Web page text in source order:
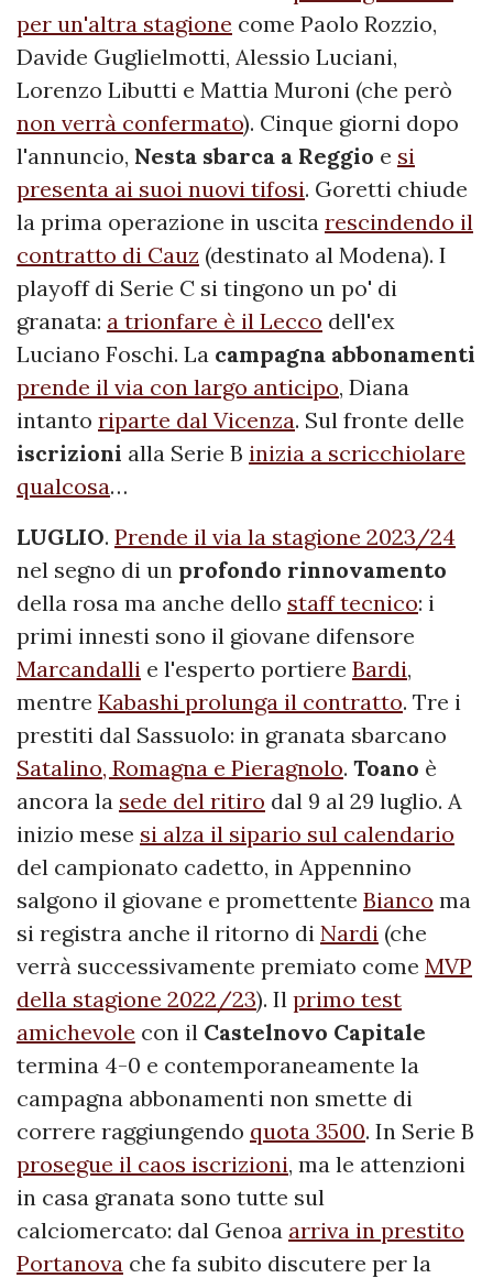
per un'altra stagione come Paolo Rozzio,
Davide Guglielmotti, Alessio Luciani,
Lorenzo Libutti e Mattia Muroni (che però
non verrà confermato). Cinque giorni dopo
l'annuncio, Nesta sbarca a Reggio e si
presenta ai suoi nuovi tifosi. Goretti chiude
la prima operazione in uscita rescindendo il
contratto di Cauz (destinato al Modena). I
playoff di Serie C si tingono un po' di
granata: a trionfare è il Lecco dell'ex
Luciano Foschi. La campagna abbonamenti
prende il via con largo anticipo, Diana
intanto riparte dal Vicenza. Sul fronte delle
iscrizioni alla Serie B inizia a scricchiolare
qualcosa…
LUGLIO. Prende il via la stagione 2023/24
nel segno di un profondo rinnovamento
della rosa ma anche dello staff tecnico: i
primi innesti sono il giovane difensore
Marcandalli e l'esperto portiere Bardi,
mentre Kabashi prolunga il contratto. Tre i
prestiti dal Sassuolo: in granata sbarcano
Satalino, Romagna e Pieragnolo. Toano è
ancora la sede del ritiro dal 9 al 29 luglio. A
inizio mese si alza il sipario sul calendario
del campionato cadetto, in Appennino
salgono il giovane e promettente Bianco ma
si registra anche il ritorno di Nardi (che
verrà successivamente premiato come MVP
della stagione 2022/23). Il primo test
amichevole con il Castelnovo Capitale
termina 4-0 e contemporaneamente la
campagna abbonamenti non smette di
correre raggiungendo quota 3500. In Serie B
prosegue il caos iscrizioni, ma le attenzioni
in casa granata sono tutte sul
calciomercato: dal Genoa arriva in prestito
Portanova che fa subito discutere per la